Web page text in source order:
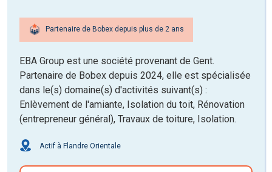
Partenaire de Bobex depuis plus de 2 ans
EBA Group est une société provenant de Gent.
Partenaire de Bobex depuis 2024, elle est spécialisée
dans le(s) domaine(s) d'activités suivant(s) :
Enlèvement de l'amiante, Isolation du toit, Rénovation
(entrepreneur général), Travaux de toiture, Isolation.
Actif à Flandre Orientale